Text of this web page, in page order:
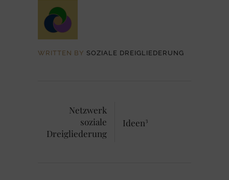
WRITTEN BY SOZIALE DREIGLIEDERUNG
Netzwerk
soziale
Dreigliederung
Ideen³